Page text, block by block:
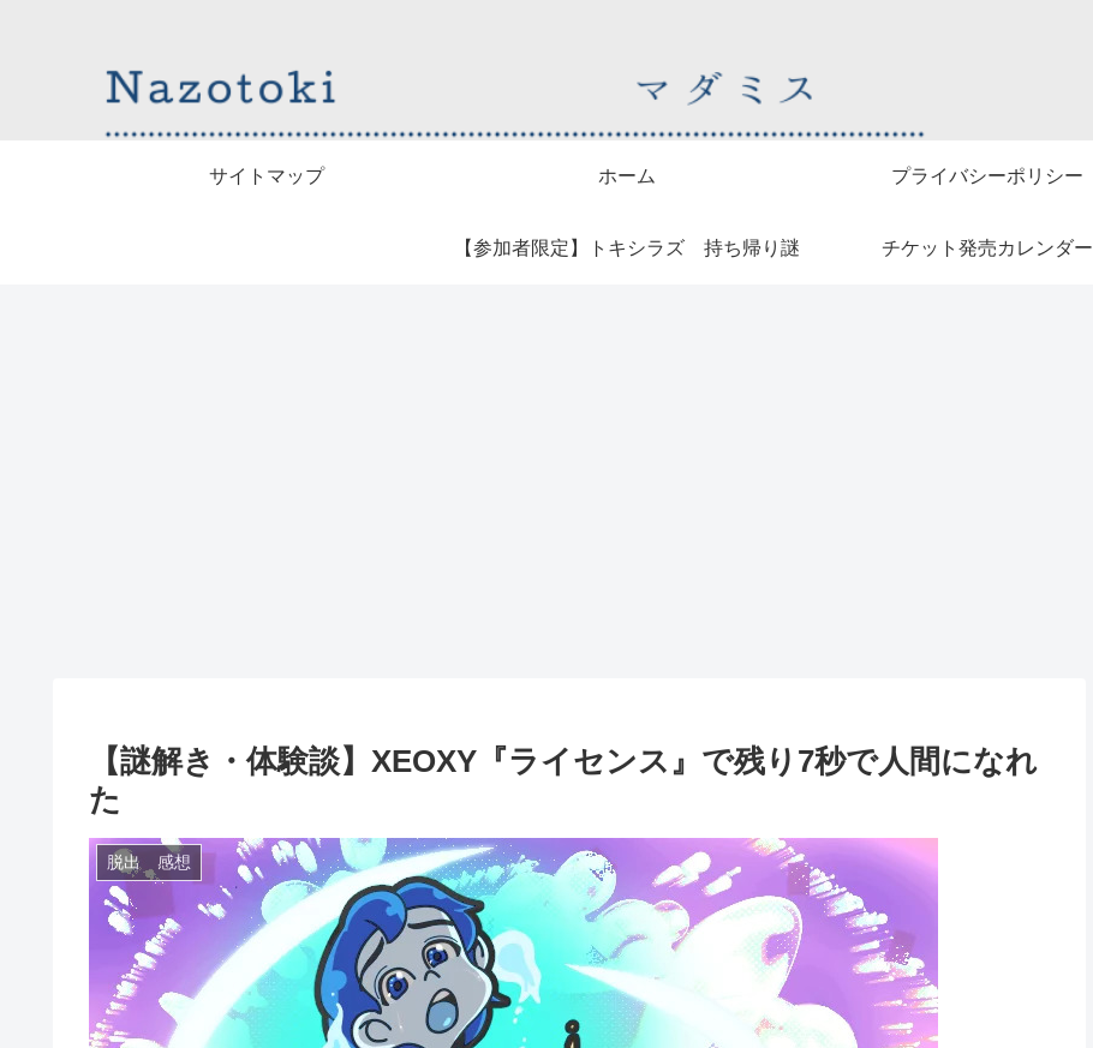
サイトマップ ホーム プライバシーポリシー
【参加者限定】トキシラズ 持ち帰り謎 チケット発売カレンダー
【謎解き・体験談】XEOXY『ライセンス』で残り7秒で人間になれ
た
脱出 感想